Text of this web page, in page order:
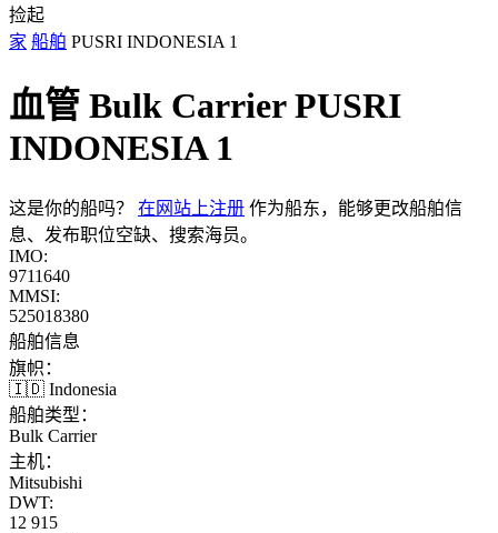
捡起
家 船舶 PUSRI INDONESIA 1
血管 Bulk CarrierPUSRI
INDONESIA 1
这是你的船吗？ 在网站上注册 作为船东，能够更改船舶信
息、发布职位空缺、搜索海员。
IMO:
9711640
MMSI:
525018380
船舶信息
旗帜：
🇮🇩 Indonesia
船舶类型：
Bulk Carrier
主机：
Mitsubishi
DWT:
12 915